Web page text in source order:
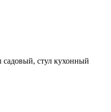
садовый, стул кухонный